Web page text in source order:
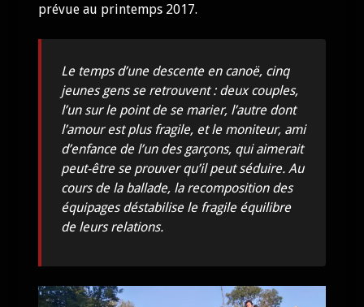
prévue au printemps 2017.
Le temps d’une descente en canoë, cinq
jeunes gens se retrouvent : deux couples,
l’un sur le point de se marier, l’autre dont
l’amour est plus fragile, et le moniteur, ami
d’enfance de l’un des garçons, qui aimerait
peut-être se prouver qu’il peut séduire. Au
cours de la ballade, la recomposition des
équipages déstabilise le fragile équilibre
de leurs relations.